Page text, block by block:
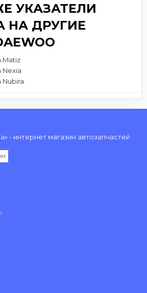
УКАЗАТЕЛИ
НА ДРУГИЕ
Matiz
Nexia
Nubira
- интернет магазин автозапчастей